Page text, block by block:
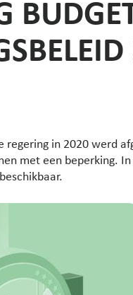
regering in 2020 werd
met een beperking.